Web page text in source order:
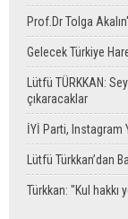
Prof.Dr Tolga
Gelecek Türkiye
Lütfü TÜRKKAN:
çıkaracaklar
İYİ Parti, Instagram
Lütfü Türkkan’dan
Türkkan: "Kul hakkı